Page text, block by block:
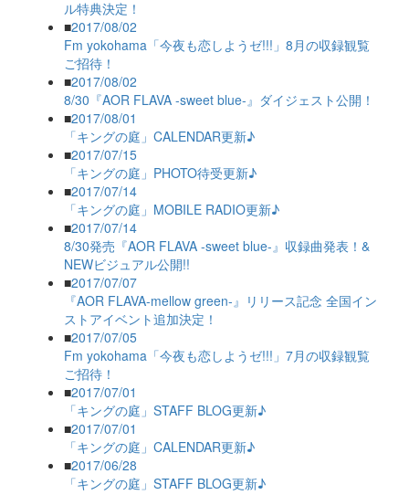
ル特典決定！
■2017/08/02
Fm yokohama「今夜も恋しようゼ!!!」8月の収録観覧
ご招待！
■2017/08/02
8/30『AOR FLAVA -sweet blue-』ダイジェスト公開！
■2017/08/01
「キングの庭」CALENDAR更新♪
■2017/07/15
「キングの庭」PHOTO待受更新♪
■2017/07/14
「キングの庭」MOBILE RADIO更新♪
■2017/07/14
8/30発売『AOR FLAVA -sweet blue-』収録曲発表！&
NEWビジュアル公開!!
■2017/07/07
『AOR FLAVA-mellow green-』リリース記念 全国イン
ストアイベント追加決定！
■2017/07/05
Fm yokohama「今夜も恋しようゼ!!!」7月の収録観覧
ご招待！
■2017/07/01
「キングの庭」STAFF BLOG更新♪
■2017/07/01
「キングの庭」CALENDAR更新♪
■2017/06/28
「キングの庭」STAFF BLOG更新♪